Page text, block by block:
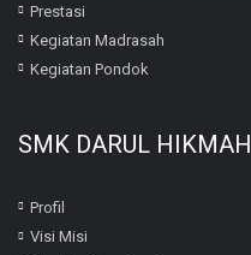
Prestasi
Kegiatan Madrasah
Kegiatan Pondok
SMK DARUL HIKMAH
Profil
Visi Misi